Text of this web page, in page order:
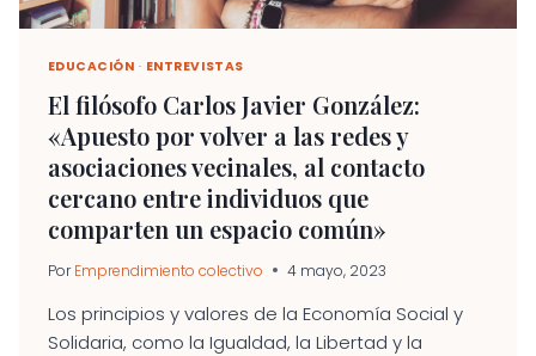
EDUCACIÓN · ENTREVISTAS
El filósofo Carlos Javier González:
«Apuesto por volver a las redes y
asociaciones vecinales, al contacto
cercano entre individuos que
comparten un espacio común»
Por Emprendimiento colectivo 4 mayo, 2023
Los principios y valores de la Economía Social y
Solidaria, como la Igualdad, la Libertad y la